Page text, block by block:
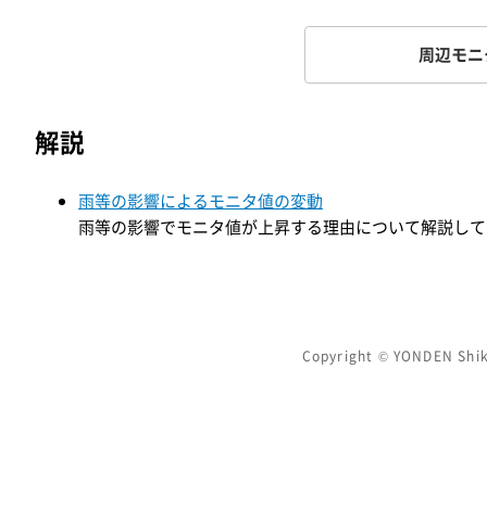
周辺モ
解説
雨等の影響によるモニタ値の変動
雨等の影響でモニタ値が上昇する理由について解説し
Copyright © YONDEN